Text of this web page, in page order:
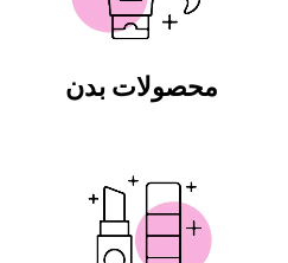
محصولات بدن